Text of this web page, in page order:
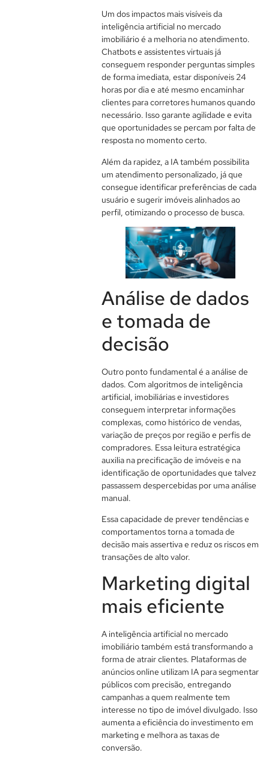
Um dos impactos mais visíveis da
inteligência artificial no mercado
imobiliário é a melhoria no atendimento.
Chatbots e assistentes virtuais já
conseguem responder perguntas simples
de forma imediata, estar disponíveis 24
horas por dia e até mesmo encaminhar
clientes para corretores humanos quando
necessário. Isso garante agilidade e evita
que oportunidades se percam por falta de
resposta no momento certo.
Além da rapidez, a IA também possibilita
um atendimento personalizado, já que
consegue identificar preferências de cada
usuário e sugerir imóveis alinhados ao
perfil, otimizando o processo de busca.
Análise de dados
e tomada de
decisão
Outro ponto fundamental é a análise de
dados. Com algoritmos de inteligência
artificial, imobiliárias e investidores
conseguem interpretar informações
complexas, como histórico de vendas,
variação de preços por região e perfis de
compradores. Essa leitura estratégica
auxilia na precificação de imóveis e na
identificação de oportunidades que talvez
passassem despercebidas por uma análise
manual.
Essa capacidade de prever tendências e
comportamentos torna a tomada de
decisão mais assertiva e reduz os riscos em
transações de alto valor.
Marketing digital
mais eficiente
A inteligência artificial no mercado
imobiliário também está transformando a
forma de atrair clientes. Plataformas de
anúncios online utilizam IA para segmentar
públicos com precisão, entregando
campanhas a quem realmente tem
interesse no tipo de imóvel divulgado. Isso
aumenta a eficiência do investimento em
marketing e melhora as taxas de
conversão.